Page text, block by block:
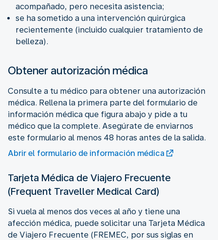
acompañado, pero necesita asistencia;
se ha sometido a una intervención quirúrgica
recientemente (incluido cualquier tratamiento de
belleza).
Obtener autorización médica
Consulte a tu médico para obtener una autorización
médica. Rellena la primera parte del formulario de
información médica que figura abajo y pide a tu
médico que la complete. Asegúrate de enviarnos
este formulario al menos 48 horas antes de la salida.
Abrir el formulario de información médica
Tarjeta Médica de Viajero Frecuente
(Frequent Traveller Medical Card)
Si vuela al menos dos veces al año y tiene una
afección médica, puede solicitar una Tarjeta Médica
de Viajero Frecuente (FREMEC, por sus siglas en